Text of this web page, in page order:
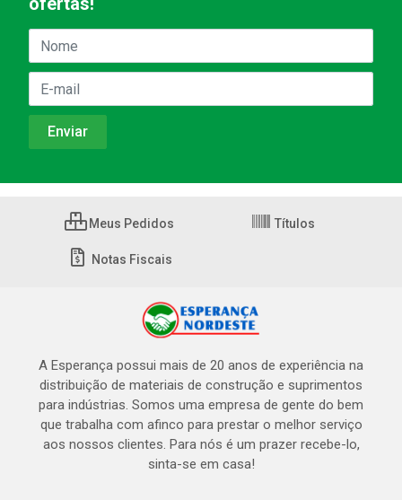
Meus Pedidos Títulos
Notas Fiscais
A Esperança possui mais de 20 anos de experiência na
distribuição de materiais de construção e suprimentos
para indústrias. Somos uma empresa de gente do bem
que trabalha com afinco para prestar o melhor serviço
aos nossos clientes. Para nós é um prazer recebe-lo,
sinta-se em casa!